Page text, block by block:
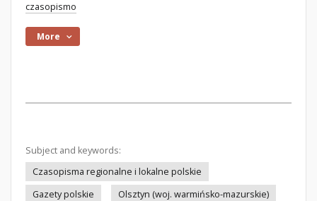
czasopismo
More
Subject and keywords:
Czasopisma regionalne i lokalne polskie
Gazety polskie
Olsztyn (woj. warmińsko-mazurskie)